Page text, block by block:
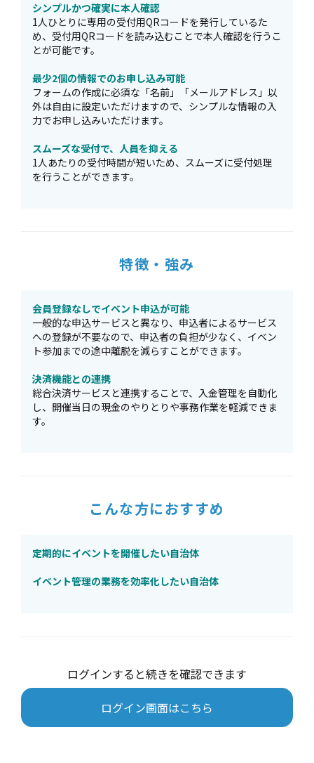
シンプルかつ確実に本人確認
1人ひとりに専用の受付用QRコードを発行しているた
め、受付用QRコードを読み込むことで本人確認を行うこ
とが可能です。
最少2個の情報でのお申し込み可能
フォームの作成に必須な「名前」「メールアドレス」以
外は自由に設定いただけますので、シンプルな情報の入
力でお申し込みいただけます。
スムーズな受付で、人員を抑える
1人あたりの受付時間が短いため、スムーズに受付処理
を行うことができます。
特徴・強み
会員登録なしでイベント申込が可能
⼀般的な申込サービスと異なり、申込者によるサービス
への登録が不要なので、申込者の負担が少なく、イベン
ト参加までの途中離脱を減らすことができます。
決済機能との連携
総合決済サービスと連携することで、⼊⾦管理を⾃動化
し、開催当⽇の現金のやりとりや事務作業を軽減できま
す。
こんな方におすすめ
定期的にイベントを開催したい自治体
イベント管理の業務を効率化したい自治体
ログインすると続きを確認できます
ログイン画面はこちら